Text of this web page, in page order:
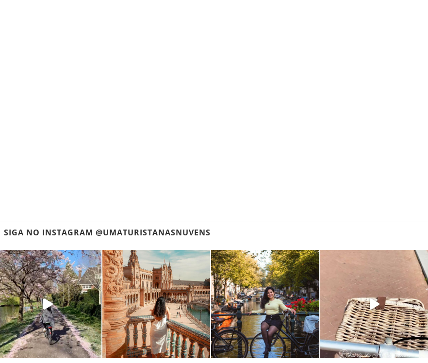
SIGA NO INSTAGRAM @UMATURISTANASNUVENS